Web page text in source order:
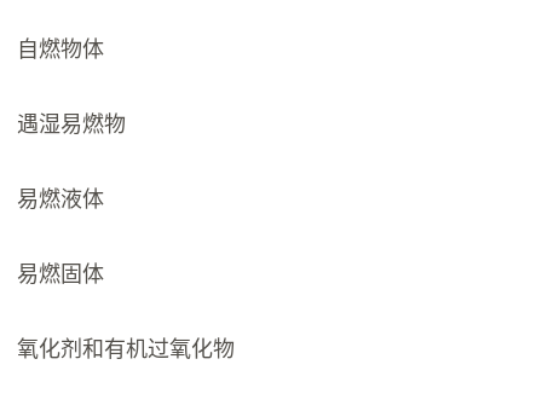
自燃物体
遇湿易燃物
易燃液体
易燃固体
氧化剂和有机过氧化物